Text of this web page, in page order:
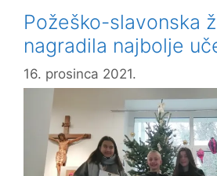
čestitke
Požeško-slavonska
nagradila najbolje
16. prosinca 2021.